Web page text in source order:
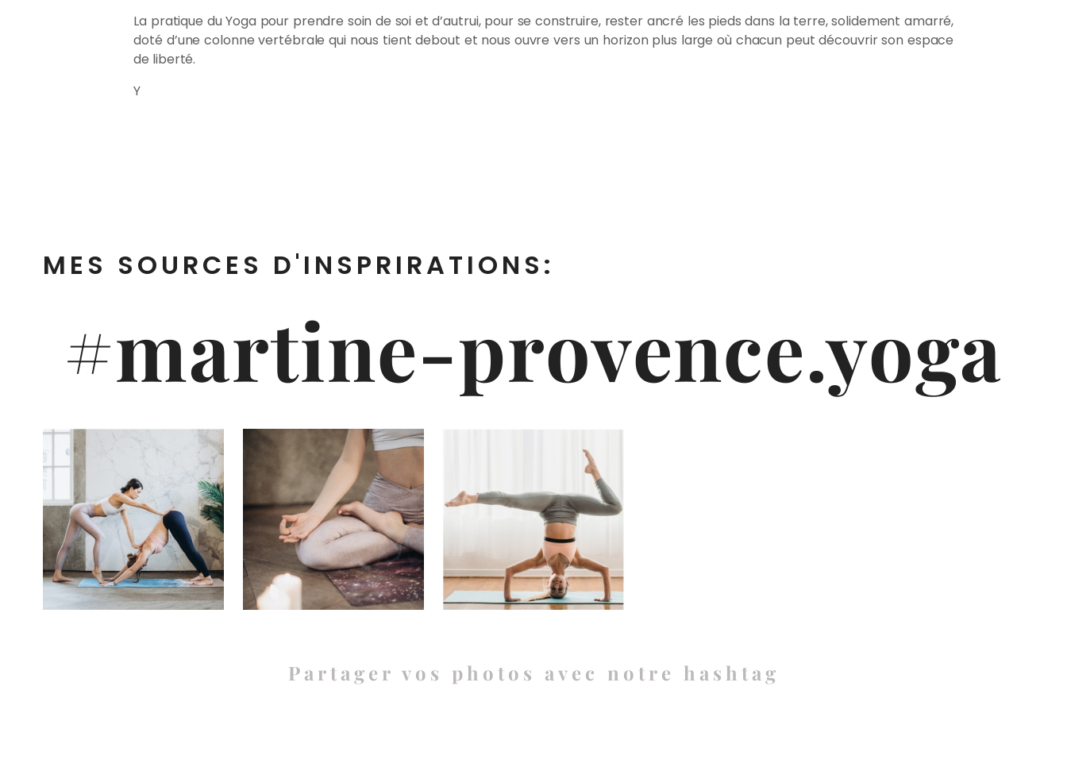
La pratique du Yoga pour prendre soin de soi et d’autrui, pour se construire, rester ancré les pieds dans la terre, solidement amarré,
doté d’une colonne vertébrale qui nous tient debout et nous ouvre vers un horizon plus large où chacun peut découvrir son espace
de liberté.
Y
MES SOURCES D'INSPRIRATIONS:
#martine-provence.yoga
Partager vos photos avec notre hashtag